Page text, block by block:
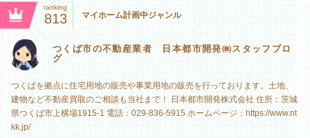
ranking
813 マイホーム計画中ジャンル
つくば市の不動産業者 日本都市開発㈱スタッフブロ
グ
つくばを拠点に住宅用地の販売や事業用地の販売を行っております。土地、
建物など不動産買取のご相談も当社まで！ 日本都市開発株式会社 住所：茨城
県つくば市上横場1915-1 電話：029-836-5915 ホームページ：https://www.nt
kk.jp/